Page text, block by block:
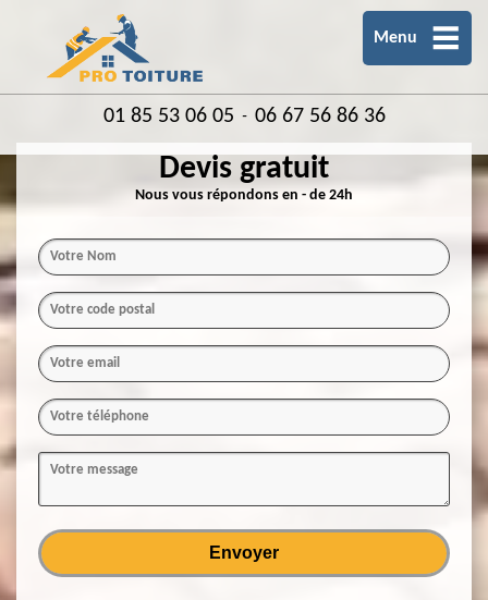
Menu
01 85 53 06 05 - 06 67 56 86 36
Devis gratuit
Nous vous répondons en - de 24h